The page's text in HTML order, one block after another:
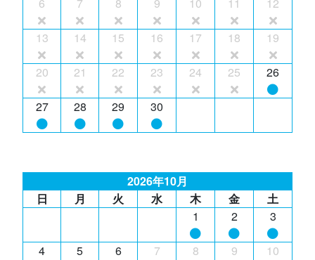
6 7 8 9 10 11 12
13 14 15 16 17 18 19
20 21 22 23 24 25 26
27 28 29 30
2026年10月
日
月 火 水 木 金
土
1
2 3
4 5 6 7 8 9 10